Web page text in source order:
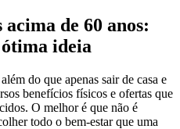
acima de 60 anos:
ideia
do que apenas sair de casa e
benefícios físicos e ofertas que
O melhor é que não é
todo o bem-estar que uma